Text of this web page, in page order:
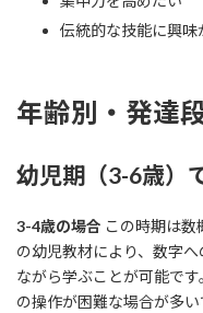
伝統的な技能に興味
年齢別・発達
幼児期（3-6歳）
3-4歳の場合 この時期は数
の幼児教材により、数字
ながら学ぶことが可能で
の操作が困難な場合が多